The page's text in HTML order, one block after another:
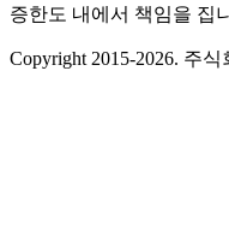
증한도 내에서 책임을 집
Copyright 2015-2026. 주